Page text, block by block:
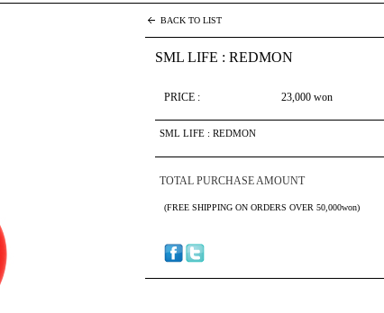
BACK TO LIST
SML LIFE : REDMON
PRICE : 23,000 won
SML LIFE : REDMON
TOTAL PURCHASE AMOUNT
(FREE SHIPPING ON ORDERS OVER 50,000won)